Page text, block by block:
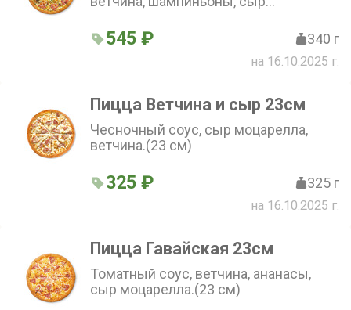
545 ₽ 340 г
на 16.10.2025 г.
Пицца Ветчина и сыр 23см
Чесночный соус, сыр моцарелла,
ветчина.(23 см)
325 ₽ 325 г
на 16.10.2025 г.
Пицца Гавайская 23см
Томатный соус, ветчина, ананасы,
сыр моцарелла.(23 см)